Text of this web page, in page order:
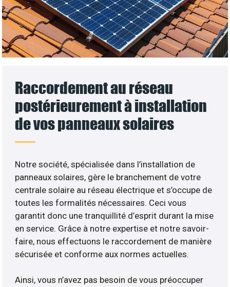
Raccordement au réseau
postérieurement à installation
de vos panneaux solaires
Notre société, spécialisée dans l’installation de
panneaux solaires, gère le branchement de votre
centrale solaire au réseau électrique et s’occupe de
toutes les formalités nécessaires. Ceci vous
garantit donc une tranquillité d’esprit durant la mise
en service. Grâce à notre expertise et notre savoir-
faire, nous effectuons le raccordement de manière
sécurisée et conforme aux normes actuelles.
Ainsi, vous n’avez pas besoin de vous préoccuper